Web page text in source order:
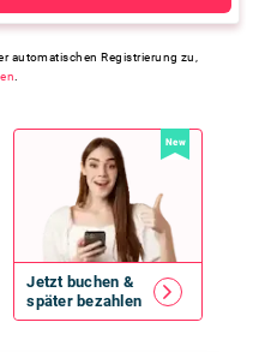
automatischen Registrierung zu,
New
Jetzt buchen &
später bezahlen